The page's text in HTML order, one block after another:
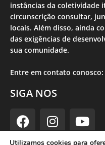
instâncias da coletividade
circunscrição consultar,
locais. Além disso, ainda
das exigências de
sua comunidade.
Entre em contato conosco:
SIGA NOS
Utilizamos cookies para